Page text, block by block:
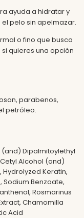
ayuda a hidratar y
pelo sin apelmazar.
o fino que busca
quieres una opción
parabenos,
petróleo.
Dipalmitoylethyl
Alcohol (and)
Keratin,
Sodium Benzoate,
Rosmarinus
Chamomilla
Acid